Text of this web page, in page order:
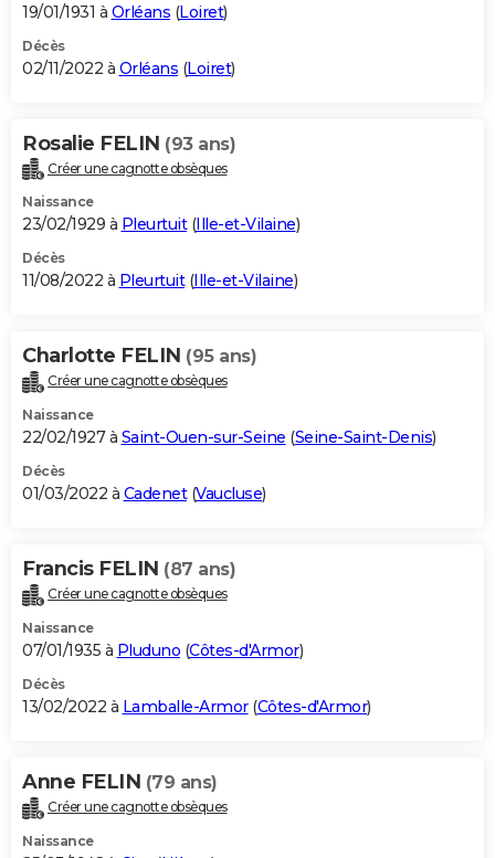
19/01/1931 à Orléans (Loiret)
Décès
02/11/2022 à Orléans (Loiret)
Rosalie FELIN (93 ans)
Créer une cagnotte obsèques
Naissance
23/02/1929 à Pleurtuit(Ille-et-Vilaine)
Décès
11/08/2022 à Pleurtuit(Ille-et-Vilaine)
Charlotte FELIN (95 ans)
Créer une cagnotte obsèques
Naissance
22/02/1927 à Saint-Ouen-sur-Seine (Seine-Saint-Denis)
Décès
01/03/2022 à Cadenet(Vaucluse)
Francis FELIN (87 ans)
Créer une cagnotte obsèques
Naissance
07/01/1935 à Pluduno (Côtes-d'Armor)
Décès
13/02/2022 à Lamballe-Armor(Côtes-d'Armor)
Anne FELIN (79 ans)
Créer une cagnotte obsèques
Naissance